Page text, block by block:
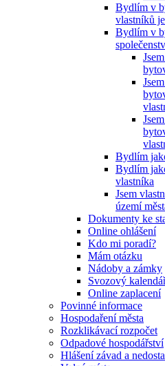
Bydlím v
vlastníků
Bydlím v
Bydlím
Bydlím
vlastníka
Jsem
území
Dokumenty ke
Online ohlášení
Kdo mi poradí?
Mám otázku
Nádoby a zámky
Svozový
Online zaplacení
Povinné informace
Hospodaření města
Rozklikávací rozpočet
Odpadové hospodářství
Hlášení závad a